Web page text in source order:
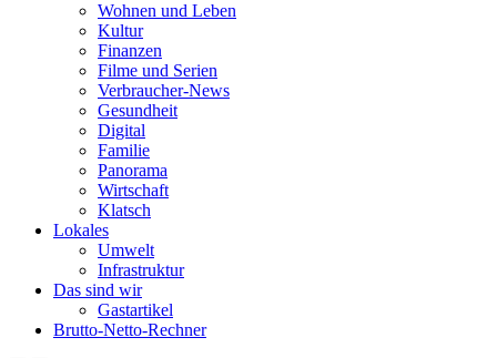
Wohnen und Leben
Kultur
Finanzen
Filme und Serien
Verbraucher-News
Gesundheit
Digital
Familie
Panorama
Wirtschaft
Klatsch
Lokales
Umwelt
Infrastruktur
Das sind wir
Gastartikel
Brutto-Netto-Rechner